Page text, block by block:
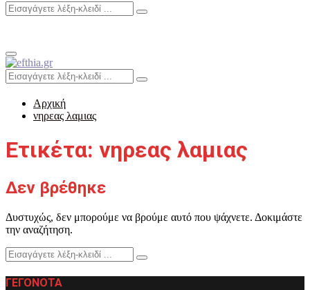
Search
Search
Primary
Menu
Search
for:
Search
Αρχική
νηρεας λαμιας
Ετικέτα: νηρεας λαμιας
Δεν βρέθηκε
Δυστυχώς, δεν μπορούμε να βρούμε αυτό που ψάχνετε. Δοκιμάστε
την αναζήτηση.
Search
for:
Search
ΓΕΓΟΝΟΤΑ